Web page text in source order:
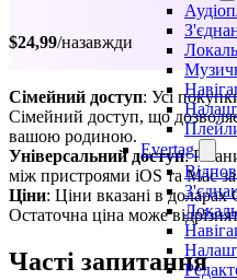
Evertag
$24,99/назавжди
Сімейний доступ: Усі
Сімейний доступ, що
вашою родиною.
Універсальний доступ:
між пристроями iOS та Mac
Ціни: Ціни вказані в
Остаточна ціна може
Часті запитання